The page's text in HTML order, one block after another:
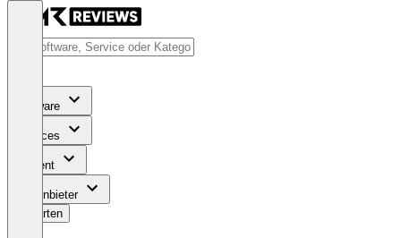
Software
Services
Content
Für Anbieter
Bewerten